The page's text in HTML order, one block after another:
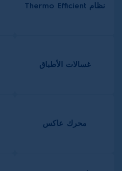
نظام Thermo Efficient
غسالات الأطباق
محرك عاكس